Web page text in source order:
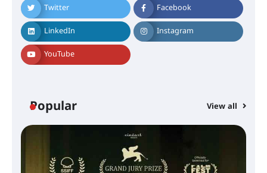
Twitter Facebook
LinkedIn Instagram
YouTube
Popular View all